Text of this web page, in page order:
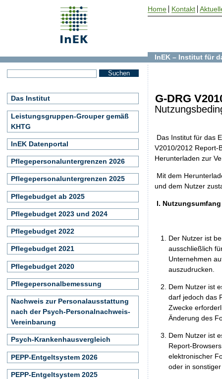
G-DRG
Das Institut für das
V2010/2012 Report-
Herunterladen zur
Mit dem
und dem Nutzer
I. Nutzungsumfang
Der Nutzer ist
ausschließlich
Unternehmen
auszudrucken.
Dem Nutzer ist
darf jedoch das
Zwecke
Änderung des
Dem Nutzer ist
Report-
elektronischer
oder in
InEK – Institut für
Das Institut
Leistungsgruppen-Grouper gemäß
KHTG
InEK Datenportal
Pflegepersonaluntergrenzen 2026
Pflegepersonaluntergrenzen 2025
Pflegebudget ab 2025
Pflegebudget 2023 und 2024
Pflegebudget 2022
Pflegebudget 2021
Pflegebudget 2020
Pflegepersonalbemessung
Nachweis zur Personalausstattung
nach der Psych-Personalnachweis-
Vereinbarung
Psych-Krankenhausvergleich
PEPP-Entgeltsystem 2026
PEPP-Entgeltsystem 2025
Home Kontakt